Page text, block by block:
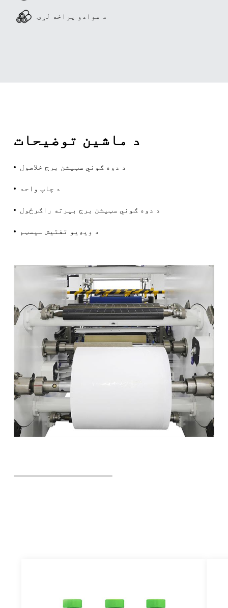
د موادو پراخه لړۍ
د ماشین توضیحات
د دوه ګوني سټیشن برج خلاصول
د چاپ واحد
د دوه ګوني سټیشن برج بیرته راګرځول
د ویډیو تفتیش سیسټم